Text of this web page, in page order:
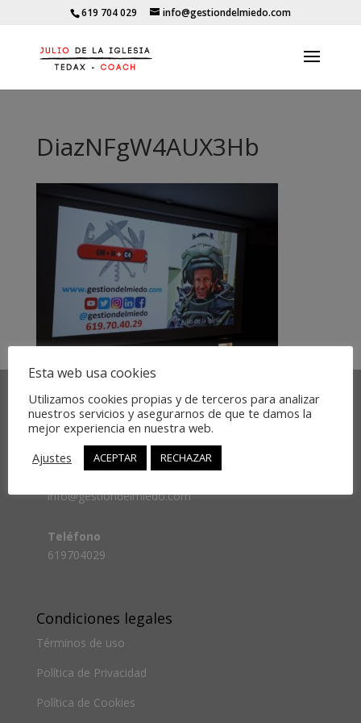
619 704 029 info@gestiondelmiedo.com
DiazNFgW4AUX3Hb
Comunícate con nosotros
info@gestiondelmiedo.com
Teléfono
619704029
Condiciones legales
Términos de uso
Política de Privacidad
Política de Cookies
Esta web usa cookies
Utilizamos cookies propias y de terceros para analizar
nuestros servicios y asegurarnos de que te damos la
mejor experiencia en nuestra web.
Ajustes
ACEPTAR RECHAZAR